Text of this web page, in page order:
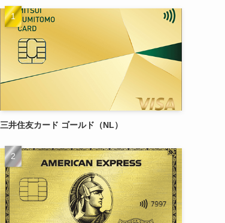
三井住友カード ゴールド（NL）